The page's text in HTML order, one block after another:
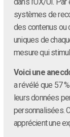
systèmes de
des contenus ou
uniques de
mesure qui
Voici une
a révélé que 57
leurs données
personnalisées.
apprécient une